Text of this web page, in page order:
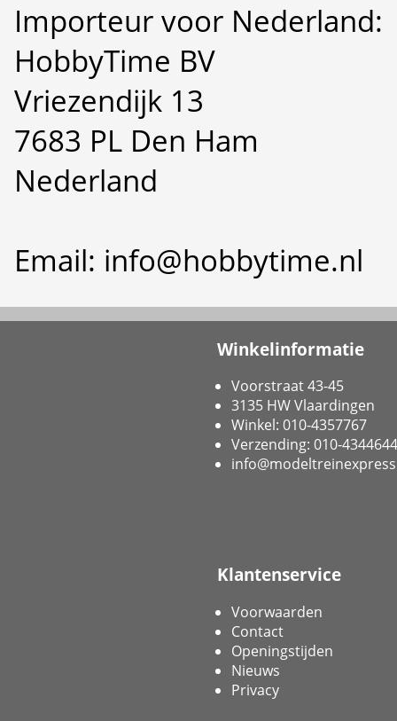
Importeur voor Nederland:
HobbyTime BV
Vriezendijk 13
7683 PL Den Ham
Nederland
Email: info@hobbytime.nl
Winkelinformatie
Voorstraat 43-45
3135 HW Vlaardingen
Winkel: 010-4357767
Verzending: 010-4344644
Klantenservice
Voorwaarden
Contact
Openingstijden
Nieuws
Privacy